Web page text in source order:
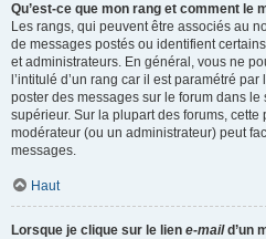
Qu’est-ce que mon rang et comment le
Les rangs, qui peuvent être associés au
de messages postés ou identifient
et administrateurs. En général, vous ne
l’intitulé d’un rang car il est paramétré
poster des messages sur le forum dans
supérieur. Sur la plupart des forums,
modérateur (ou un administrateur) peut
messages.
Haut
Lorsque je clique sur le lien e-maild’un